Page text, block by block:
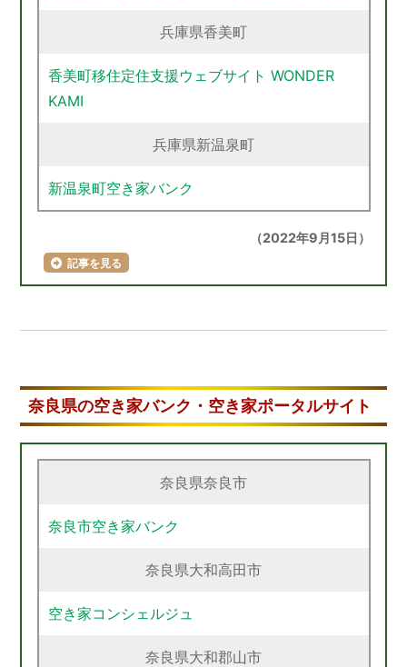
兵庫県香美町
香美町移住定住支援ウェブサイト WONDER
KAMI
兵庫県新温泉町
新温泉町空き家バンク
（2022年9月15日）
記事を見る
奈良県の空き家バンク・空き家ポータルサイト
奈良県奈良市
奈良市空き家バンク
奈良県大和高田市
空き家コンシェルジュ
奈良県大和郡山市